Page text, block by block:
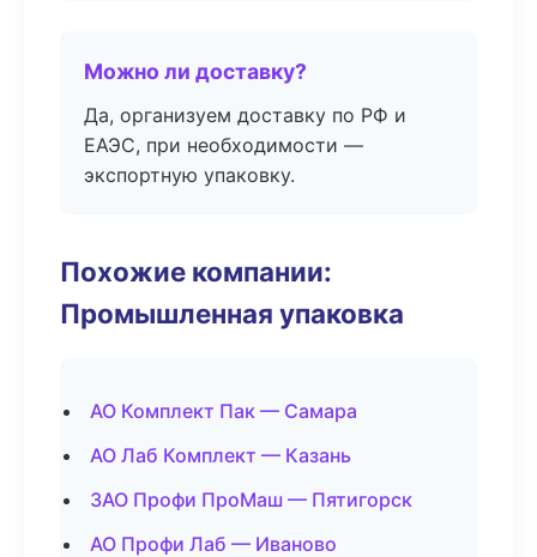
Можно ли доставку?
Да, организуем доставку по РФ и
ЕАЭС, при необходимости —
экспортную упаковку.
Похожие компании:
Промышленная упаковка
АО Комплект Пак — Самара
АО Лаб Комплект — Казань
ЗАО Профи ПроМаш — Пятигорск
АО Профи Лаб — Иваново